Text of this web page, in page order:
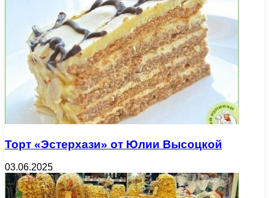
Торт «Эстерхази» от Юлии Высоцкой
03.06.2025